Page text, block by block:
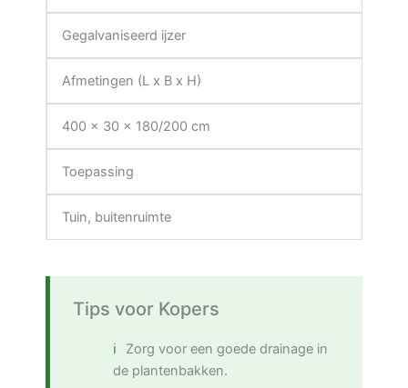
Gegalvaniseerd ijzer
Afmetingen (L x B x H)
400 x 30 x 180/200 cm
Toepassing
Tuin, buitenruimte
Tips voor Kopers
Zorg voor een goede drainage in
de plantenbakken.